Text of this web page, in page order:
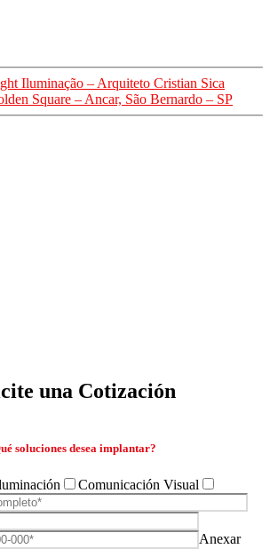
Iluminação – Arquiteto Cristian Sica
Square – Ancar, São Bernardo – SP
una Cotización
soluciones desea implantar?
Comunicación Visual
Anexar